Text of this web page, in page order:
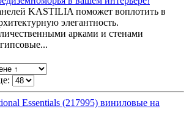
KASTILIA поможет воплотить в
элегантность.
арками и стенами